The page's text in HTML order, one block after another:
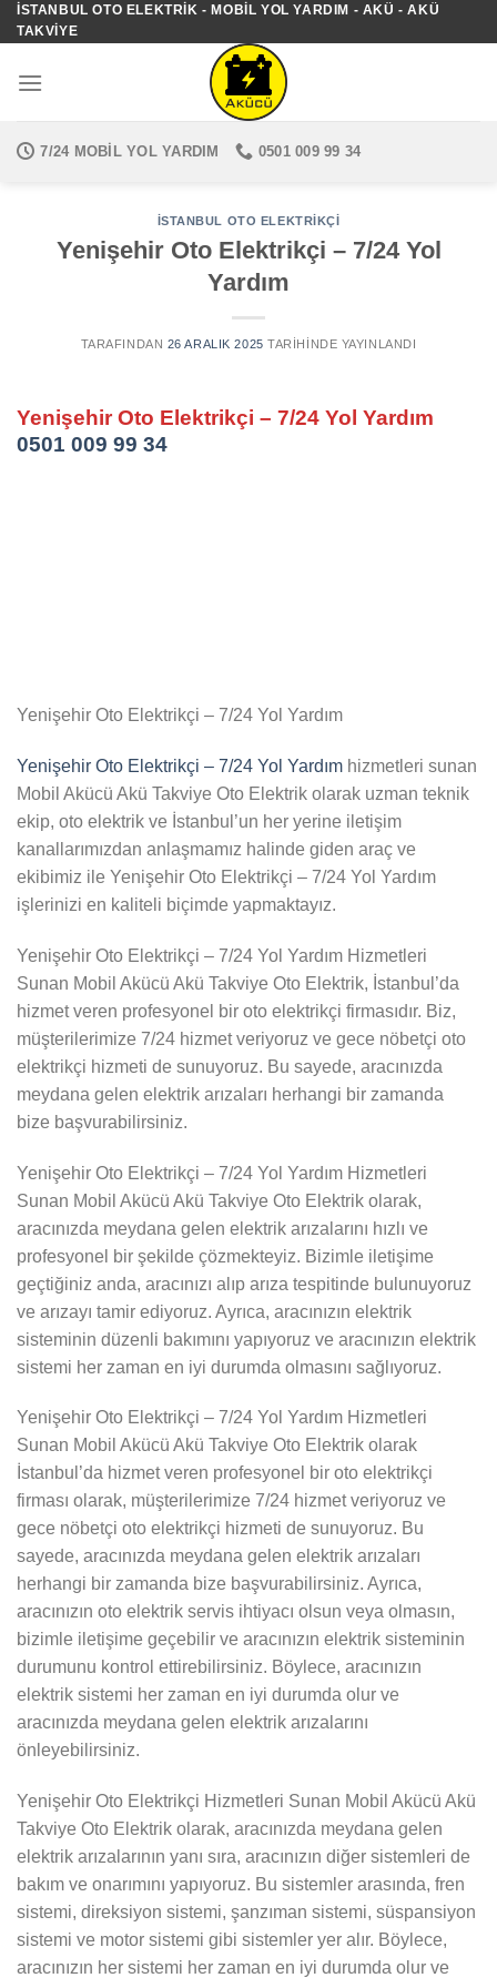
İçeriğe
atla
İSTANBUL OTO ELEKTRIK - MOBIL YOL YARDIM - AKÜ - AKÜ
TAKVIYE
7/24 MOBIL YOL YARDIM 0501 009 99 34
İSTANBUL OTO ELEKTRIKÇI
Yenişehir Oto Elektrikçi – 7/24 Yol
Yardım
TARAFINDAN 26 ARALIK 2025 TARIHINDE YAYINLANDI
Yenişehir Oto Elektrikçi – 7/24 Yol Yardım
0501 009 99 34
Yenişehir Oto Elektrikçi – 7/24 Yol Yardım
Yenişehir Oto Elektrikçi – 7/24 Yol Yardım hizmetleri sunan
Mobil Akücü Akü Takviye Oto Elektrik olarak uzman teknik
ekip, oto elektrik ve İstanbul’un her yerine iletişim
kanallarımızdan anlaşmamız halinde giden araç ve
ekibimiz ile Yenişehir Oto Elektrikçi – 7/24 Yol Yardım
işlerinizi en kaliteli biçimde yapmaktayız.
Yenişehir Oto Elektrikçi – 7/24 Yol Yardım Hizmetleri
Sunan Mobil Akücü Akü Takviye Oto Elektrik, İstanbul’da
hizmet veren profesyonel bir oto elektrikçi firmasıdır. Biz,
müşterilerimize 7/24 hizmet veriyoruz ve gece nöbetçi oto
elektrikçi hizmeti de sunuyoruz. Bu sayede, aracınızda
meydana gelen elektrik arızaları herhangi bir zamanda
bize başvurabilirsiniz.
Yenişehir Oto Elektrikçi – 7/24 Yol Yardım Hizmetleri
Sunan Mobil Akücü Akü Takviye Oto Elektrik olarak,
aracınızda meydana gelen elektrik arızalarını hızlı ve
profesyonel bir şekilde çözmekteyiz. Bizimle iletişime
geçtiğiniz anda, aracınızı alıp arıza tespitinde bulunuyoruz
ve arızayı tamir ediyoruz. Ayrıca, aracınızın elektrik
sisteminin düzenli bakımını yapıyoruz ve aracınızın elektrik
sistemi her zaman en iyi durumda olmasını sağlıyoruz.
Yenişehir Oto Elektrikçi – 7/24 Yol Yardım Hizmetleri
Sunan Mobil Akücü Akü Takviye Oto Elektrik olarak
İstanbul’da hizmet veren profesyonel bir oto elektrikçi
firması olarak, müşterilerimize 7/24 hizmet veriyoruz ve
gece nöbetçi oto elektrikçi hizmeti de sunuyoruz. Bu
sayede, aracınızda meydana gelen elektrik arızaları
herhangi bir zamanda bize başvurabilirsiniz. Ayrıca,
aracınızın oto elektrik servis ihtiyacı olsun veya olmasın,
bizimle iletişime geçebilir ve aracınızın elektrik sisteminin
durumunu kontrol ettirebilirsiniz. Böylece, aracınızın
elektrik sistemi her zaman en iyi durumda olur ve
aracınızda meydana gelen elektrik arızalarını
önleyebilirsiniz.
Yenişehir Oto Elektrikçi Hizmetleri Sunan Mobil Akücü Akü
Takviye Oto Elektrik olarak, aracınızda meydana gelen
elektrik arızalarının yanı sıra, aracınızın diğer sistemleri de
bakım ve onarımını yapıyoruz. Bu sistemler arasında, fren
sistemi, direksiyon sistemi, şanzıman sistemi, süspansiyon
sistemi ve motor sistemi gibi sistemler yer alır. Böylece,
aracınızın her sistemi her zaman en iyi durumda olur ve